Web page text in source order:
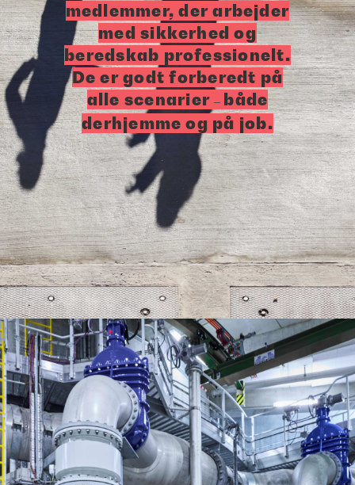
medlemmer, der arbejder
med sikkerhed og
beredskab professionelt.
De er godt forberedt på
alle scenarier– både
derhjemme og på job.